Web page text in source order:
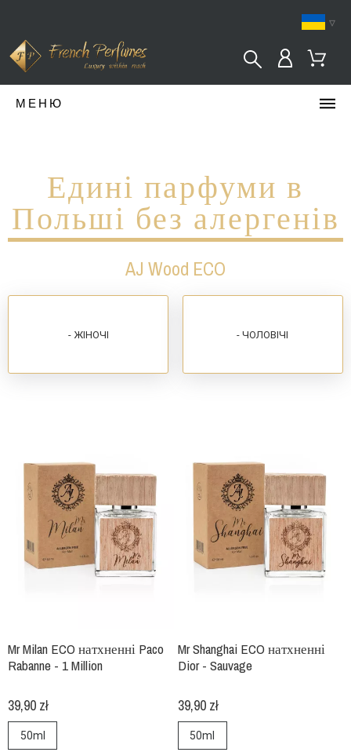
МЕНЮ
Едині парфуми в
Польші без алергенів
AJ Wood ECO
- ЖІНОЧІ - ЧОЛОВІЧІ
Mr Milan ECO натхненні Paco
Rabanne - 1 Million
39,90 zł
50ml
Mr Shanghai ECO натхненні
Dior - Sauvage
39,90 zł
50ml
▿